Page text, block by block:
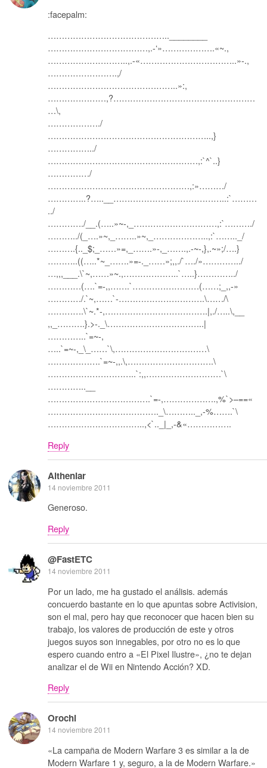
:facepalm:
……………………………………..________
………………………………,.-‘»……………….«~.,
………………………..,.-«……………………………..»-.,
…………………….,/
………………………………………..»:,
…………………,?……………………………………………
…\,
………………./
…………………………………………………..,}
……………../
………………………………………………,:`^`..}
……………/
……………………………………………,:»………/
…………..?…..__…………………………………..:`………
../
…………./__.(…..»~-,_…………………………,:`………./
………../(_….»~,_……..»~,_………………..,:`…….._/
……….{.._$;_……»=,_…….»-,_…….,.-~-,},.~»;/….}
………..((…..*~_…….»=-._……»;,,./`…./»…………../
…,,,___.\`~,……»~.,………………..`…..}…………../
…………(….`=-,,…….`……………………(……;_,,-»
…………/.`~,……`-………………………….\……/\
………….\`~.*-,……………………………….|,./…..\,__
,,_……….}.>-._\……………………………..|
…………..`=~-,
…..`=~-,_\_……`\,……………………………\
……………….`=~-,,.\,………………………….\
…………………………..`:,,………………………`\
…………..__
……………………………….`=-,……………….,%`>–==«
…………………………………._\……….._,-%…….`\
……………………………..,<`.._|_,-&«…………….
Reply
Altheniar
14 noviembre 2011
Generoso.
Reply
@FastETC
14 noviembre 2011
Por un lado, me ha gustado el análisis. además
concuerdo bastante en lo que apuntas sobre Activision,
son el mal, pero hay que reconocer que hacen bien su
trabajo, los valores de producción de este y otros
juegos suyos son innegables, por otro no es lo que
espero cuando entro a «El Pixel Ilustre», ¿no te dejan
analizar el de Wii en Nintendo Acción? XD.
Reply
Orochi
14 noviembre 2011
«La campaña de Modern Warfare 3 es similar a la de
Modern Warfare 1 y, seguro, a la de Modern Warfare.»